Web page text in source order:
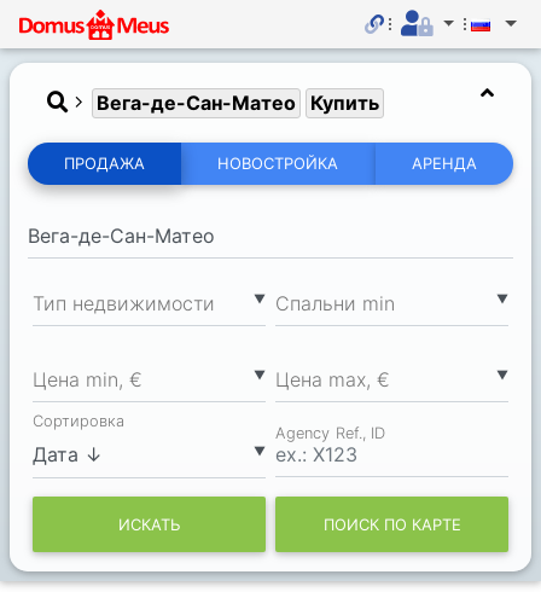
Вега-де-Сан-Матео Купить
ПРОДАЖА НОВОСТРОЙКА АРЕНДА
▼
Тип недвижимости ▼
Спальни min
▼
Цена min, € ▼
Цена max, €
▼
Сортировка
Agency Ref., ID
ИСКАТЬ ПОИСК ПО КАРТЕ